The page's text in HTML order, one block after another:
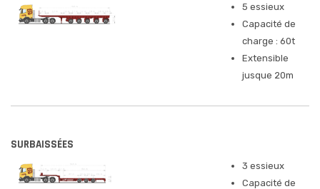
5 essieux
Capacité de
charge : 60t
Extensible
jusque 20m
SURBAISSÉES
3 essieux
Capacité de